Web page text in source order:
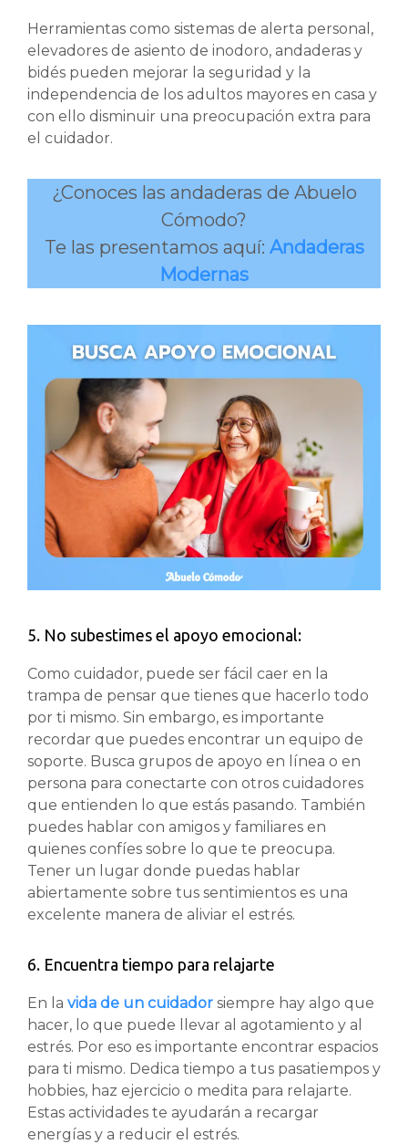
Herramientas como sistemas de alerta personal,
elevadores de asiento de inodoro, andaderas y
bidés pueden mejorar la seguridad y la
independencia de los adultos mayores en casa y
con ello disminuir una preocupación extra para
el cuidador.
¿Conoces las andaderas de Abuelo
Cómodo?
Te las presentamos aquí: Andaderas
Modernas
5. No subestimes el apoyo emocional:
Como cuidador, puede ser fácil caer en la
trampa de pensar que tienes que hacerlo todo
por ti mismo. Sin embargo, es importante
recordar que puedes encontrar un equipo de
soporte. Busca grupos de apoyo en línea o en
persona para conectarte con otros cuidadores
que entienden lo que estás pasando. También
puedes hablar con amigos y familiares en
quienes confíes sobre lo que te preocupa.
Tener un lugar donde puedas hablar
abiertamente sobre tus sentimientos es una
excelente manera de aliviar el estrés.
6. Encuentra tiempo para relajarte
En la vida de un cuidador siempre hay algo que
hacer, lo que puede llevar al agotamiento y al
estrés. Por eso es importante encontrar espacios
para ti mismo. Dedica tiempo a tus pasatiempos y
hobbies, haz ejercicio o medita para relajarte.
Estas actividades te ayudarán a recargar
energías y a reducir el estrés.